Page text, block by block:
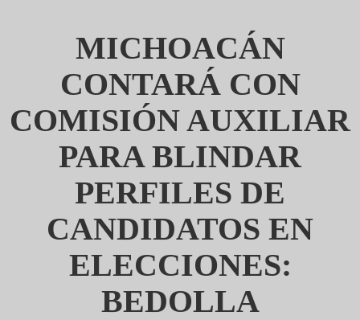
MICHOACÁN
CONTARÁ CON
COMISIÓN AUXILIAR
PARA BLINDAR
PERFILES DE
CANDIDATOS EN
ELECCIONES:
BEDOLLA